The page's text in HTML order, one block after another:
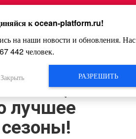
пока
лучшее
кocean-platform.ru!
на наши новости и обновления. Нас
67 442человек.
РАЗРЕШИТЬ
Закрыть